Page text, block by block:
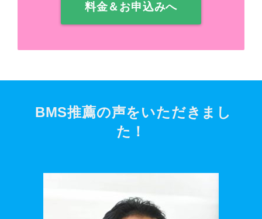
料金＆お申込みへ
BMS推薦の声をいただきまし
た！